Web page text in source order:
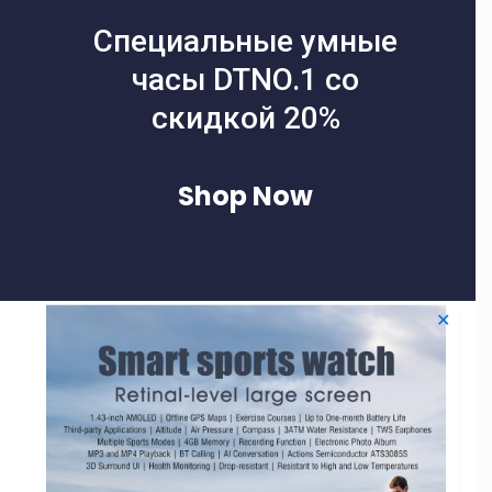
Специальные умные
часы DTNO.1 со
скидкой 20%
Shop Now
-40% СКИДКА
✕